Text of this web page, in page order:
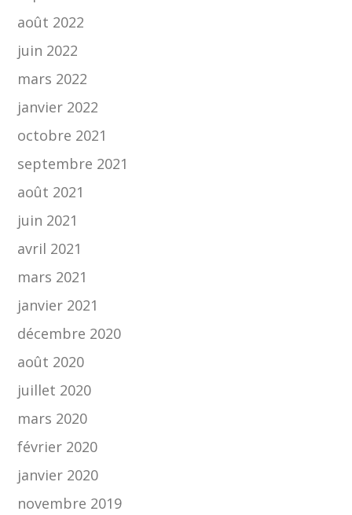
août 2022
juin 2022
mars 2022
janvier 2022
octobre 2021
septembre 2021
août 2021
juin 2021
avril 2021
mars 2021
janvier 2021
décembre 2020
août 2020
juillet 2020
mars 2020
février 2020
janvier 2020
novembre 2019